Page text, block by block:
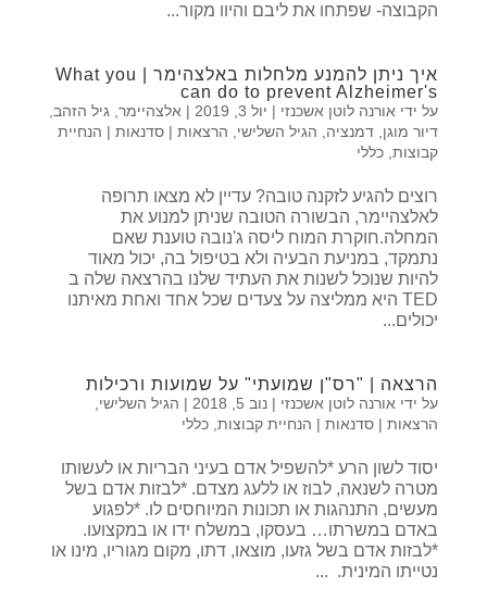
הקבוצה- שפתחו את ליבם והיוו מקור...
איך ניתן להמנע מלחלות באלצהימר | What you
can do to prevent Alzheimer's
על ידי אורנה לוטן אשכנזי | יול 3, 2019 | אלצהיימר, גיל הזהב
דיור מוגן דמנציה הגיל השלישי
הרצאות | סדנאות | הנחיית
קבוצות, כללי
רוצים להגיע לזקנה טובה? עדיין לא מצאו תרופה
לאלצהיימר, הבשורה הטובה שניתן למנוע את
המחלה.חוקרת המוח ליסה ג'נובה טוענת שאם
נתמקד, במניעת הבעיה ולא בטיפול בה, יכול מאוד
להיות שנוכל לשנות את העתיד שלנו בהרצאה שלה ב
TED היא ממליצה על צעדים שכל אחד ואחת מאיתנו
יכולים...
הרצאה | "רס"ן שמועתי" על שמועות ורכילות
על ידי אורנה לוטן אשכנזי | נוב 5, 2018 | הגיל השלישי
הרצאות | סדנאות | הנחיית קבוצות, כללי
יסוד לשון הרע *להשפיל אדם בעיני הבריות או לעשותו
מטרה לשנאה, לבוז או ללעג מצדם. *לבזות אדם בשל
מעשים, התנהגות או תכונות המיוחסים לו. *לפגוע
באדם במשרתו… בעסקו, במשלח ידו או במקצועו.
*לבזות אדם בשל גזעו, מוצאו, דתו, מקום מגוריו, מינו או
נטייתו המינית. ...